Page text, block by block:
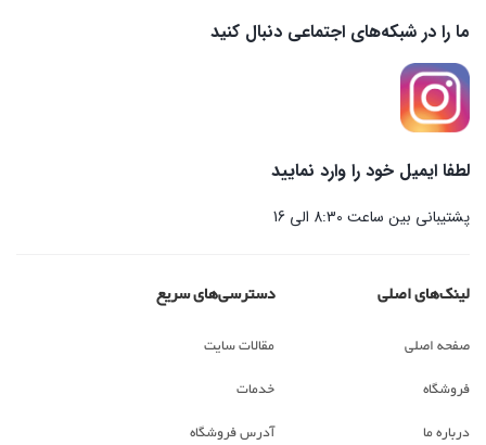
ما را در شبکه‌های اجتماعی دنبال کنید
لطفا ایمیل خود را وارد نمایید
پشتیبانی بین ساعت 8:30 الی 16
لینک‌های اصلی
صفحه اصلی
فروشگاه
درباره ما
دسترسی‌های سریع
مقالات سایت
خدمات
آدرس فروشگاه